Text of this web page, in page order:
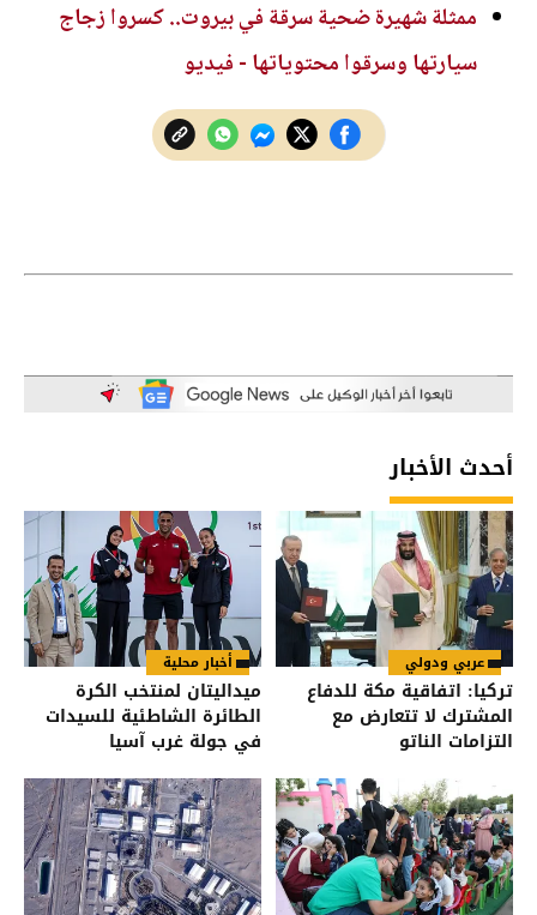
ممثلة شهيرة ضحية سرقة في بيروت.. كسروا زجاج
سيارتها وسرقوا محتوياتها - فيديو
أحدث الأخبار
عربي ودولي
تركيا: اتفاقية مكة للدفاع
المشترك لا تتعارض مع
التزامات الناتو
أخبار محلية
ميداليتان لمنتخب الكرة
الطائرة الشاطئية للسيدات
في جولة غرب آسيا